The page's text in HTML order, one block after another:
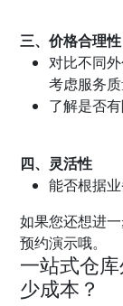
三、价格合理性
对比不同
考虑服务质
了解是否
四、灵活性
能否根据
如果您还想进
预约演示哦。
一站式仓
少成本？